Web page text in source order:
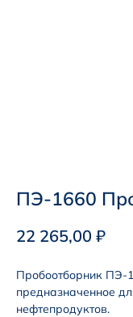
ПЭ-1660
22 265,00 ₽
Пробоотборник ПЭ-
предназначенное
нефтепродуктов.